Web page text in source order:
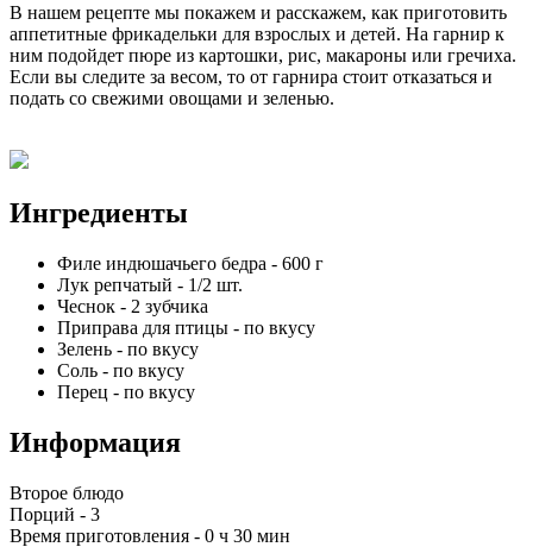
В нашем рецепте мы покажем и расскажем, как приготовить
аппетитные фрикадельки для взрослых и детей. На гарнир к
ним подойдет пюре из картошки, рис, макароны или гречиха.
Если вы следите за весом, то от гарнира стоит отказаться и
подать со свежими овощами и зеленью.
Ингредиенты
Филе индюшачьего бедра - 600 г
Лук репчатый - 1/2 шт.
Чеснок - 2 зубчика
Приправа для птицы - по вкусу
Зелень - по вкусу
Соль - по вкусу
Перец - по вкусу
Информация
Второе блюдо
Порций - 3
Время приготовления - 0 ч 30 мин